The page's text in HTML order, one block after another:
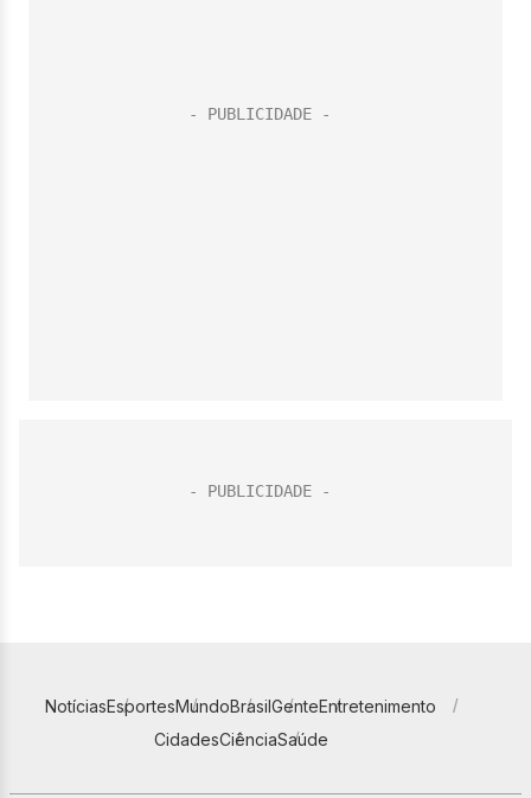
NotíciasEsportesMundoBrasilGenteEntretenimento
CidadesCiênciaSaúde